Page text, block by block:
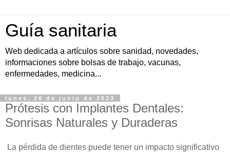
Guía sanitaria
Web dedicada a artículos sobre sanidad, novedades,
informaciones sobre bolsas de trabajo, vacunas,
enfermedades, medicina...
lunes, 26 de junio de 2023
Prótesis con Implantes Dentales:
Sonrisas Naturales y Duraderas
La pérdida de dientes puede tener un impacto significativo